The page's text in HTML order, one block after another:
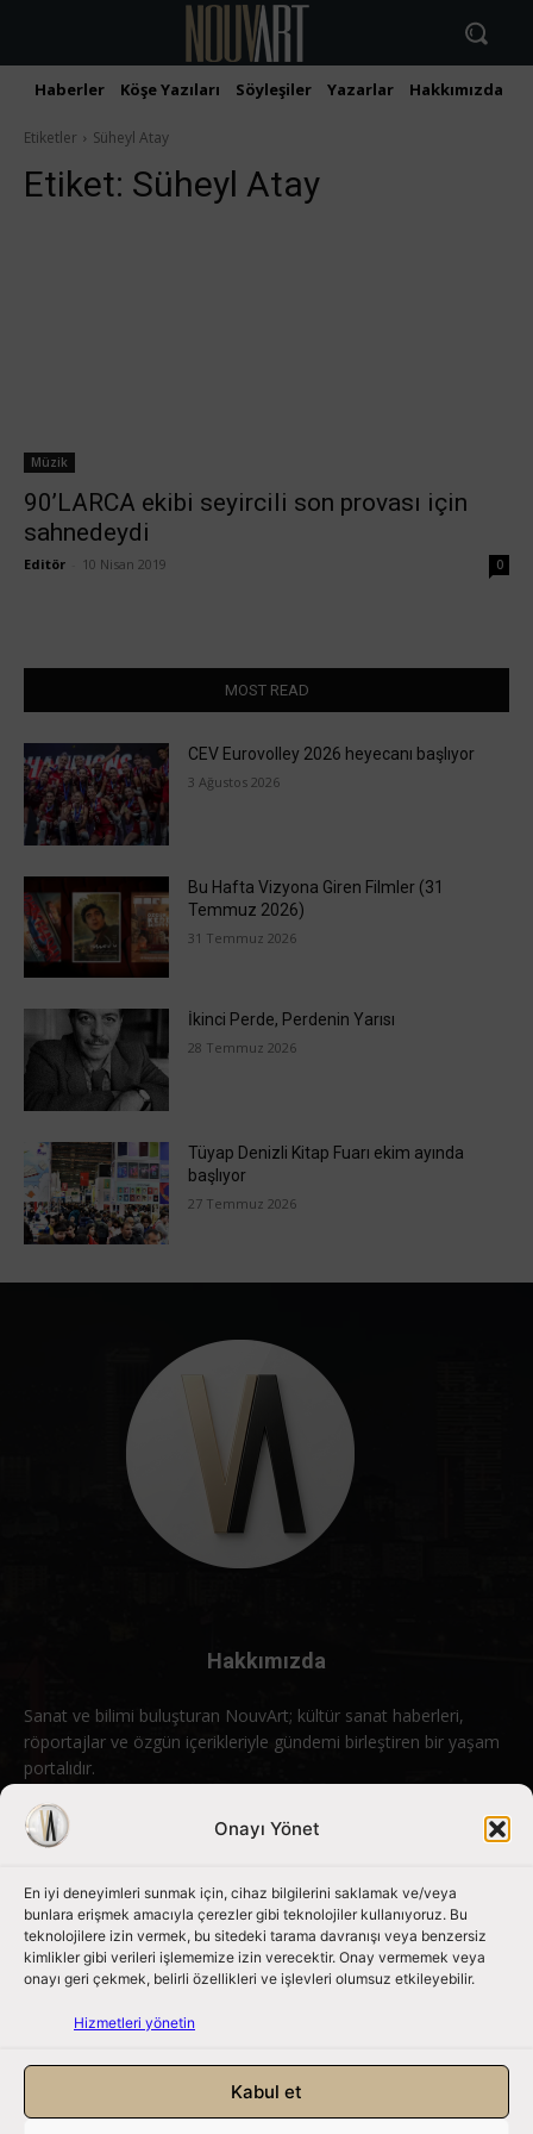
Onayı Yönet
En iyi deneyimleri sunmak için, cihaz bilgilerini saklamak ve/veya
bunlara erişmek amacıyla çerezler gibi teknolojiler kullanıyoruz. Bu
teknolojilere izin vermek, bu sitedeki tarama davranışı veya benzersiz
kimlikler gibi verileri işlememize izin verecektir. Onay vermemek veya
onayı geri çekmek, belirli özellikleri ve işlevleri olumsuz etkileyebilir.
Hizmetleri yönetin
Kabul et
Haberler Köşe Yazıları Söyleşiler Yazarlar Hakkımızda
Etiketler Süheyl Atay
Etiket: Süheyl Atay
Müzik
90’LARCA ekibi seyircili son provası için
sahnedeydi
Editör 10 Nisan 2019 0
MOST READ
CEV Eurovolley 2026 heyecanı başlıyor
3 Ağustos 2026
Bu Hafta Vizyona Giren Filmler (31
Temmuz 2026)
31 Temmuz 2026
İkinci Perde, Perdenin Yarısı
28 Temmuz 2026
Tüyap Denizli Kitap Fuarı ekim ayında
başlıyor
27 Temmuz 2026
Hakkımızda
Sanat ve bilimi buluşturan NouvArt; kültür sanat haberleri,
röportajlar ve özgün içerikleriyle gündemi birleştiren bir yaşam
portalıdır.
Bizimle iletişime geçin: info@nouvart.net
Bizi Takip Edin